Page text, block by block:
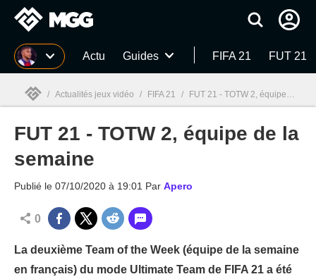
MGG Actu Guides FIFA 21 FUT 21
MGG
/ Actualités jeux vidéo / FIFA 21 / FUT 21 - TOTW 2, équipe de la semaine
FUT 21 - TOTW 2, équipe de la
semaine
Publié le 07/10/2020 à 19:01 Par Apero
0
La deuxième Team of the Week (équipe de la semaine
en français) du mode Ultimate Team de FIFA 21 a été